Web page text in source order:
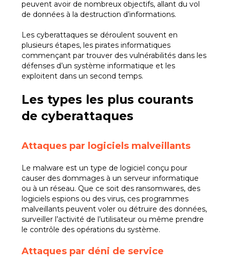
peuvent avoir de nombreux objectifs, allant du vol
de données à la destruction d’informations.
Les cyberattaques se déroulent souvent en
plusieurs étapes, les pirates informatiques
commençant par trouver des vulnérabilités dans les
défenses d’un système informatique et les
exploitent dans un second temps.
Les types les plus courants
de cyberattaques
Attaques par logiciels malveillants
Le malware est un type de logiciel conçu pour
causer des dommages à un serveur informatique
ou à un réseau. Que ce soit des ransomwares, des
logiciels espions ou des virus, ces programmes
malveillants peuvent voler ou détruire des données,
surveiller l’activité de l’utilisateur ou même prendre
le contrôle des opérations du système.
Attaques par déni de service